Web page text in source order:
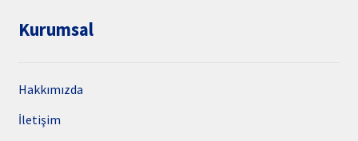
Kurumsal
Hakkımızda
İletişim